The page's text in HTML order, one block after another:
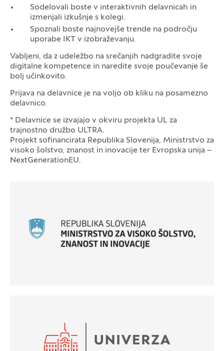
Sodelovali boste v interaktivnih delavnicah in
izmenjali izkušnje s kolegi.
Spoznali boste najnovejše trende na področju
uporabe IKT v izobraževanju.
Vabljeni, da z udeležbo na srečanjih nadgradite svoje
digitalne kompetence in naredite svoje poučevanje še
bolj učinkovito.
Prijava na delavnice je na voljo ob kliku na posamezno
delavnico.
* Delavnice se izvajajo v okviru projekta UL za
trajnostno družbo ULTRA.
Logotipi
Projekt sofinancirata Republika Slovenija, Ministrstvo za
visoko šolstvo, znanost in inovacije ter Evropska unija –
NextGenerationEU.